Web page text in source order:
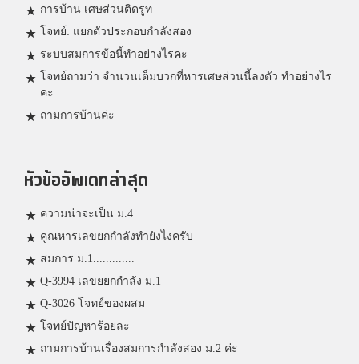
การบ้าน เศษส่วนติดรูท
โจทย์: แยกตัวประกอบกำลังสอง
ระบบสมการข้อนี้ทำอย่างไรคะ
โจทย์ถามว่า จำนวนเต็มบวกที่หารเศษส่วนนี้ลงตัว ทำอย่างไร
คะ
ถามการบ้านค่ะ
หัวข้ออัพเดทล่าสุด
ความน่าจะเป็น ม.4
คูณหารเลขยกกำลังทำยังไงครับ
สมการ ม.1.............
Q-3994 เลขยยกกำลัง ม.1
Q-3026 โจทย์ของผสม
โจทย์ปัญหาร้อยละ
ถามการบ้านเรื่องสมการกำลังสอง ม.2 ค่ะ